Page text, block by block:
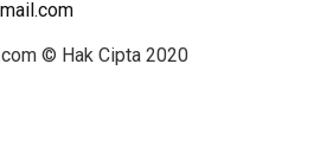
© Hak Cipta 2020